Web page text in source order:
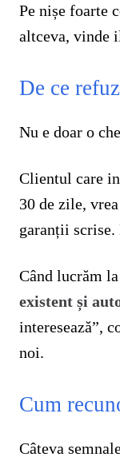
Pe nișe foarte
altceva, vinde
De ce
Nu e doar o
Clientul care
30 de zile,
garanții
Când lucrăm
existent și
interesează”,
noi.
Cum
Câteva